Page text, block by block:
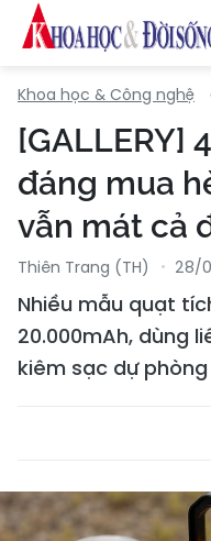
Khoa học & Công nghệ
[GALLERY]
đáng mua
vẫn mát cả
Thiên Trang (TH) 28/
Nhiều mẫu quạt
20.000mAh, dùng
kiêm sạc dự